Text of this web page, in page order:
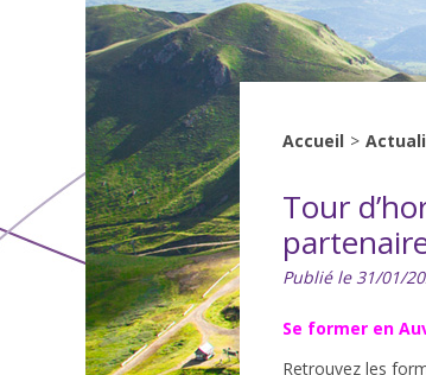
Accueil >
Tour
Publié le 31/01/
Se former en
Retrouvez les